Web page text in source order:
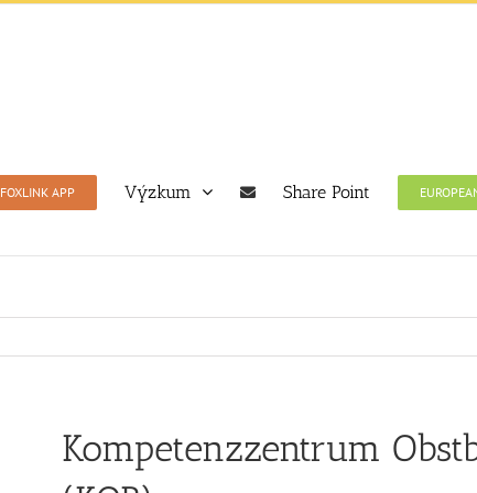
FOXLINK APP Výzkum Share Point
Kompetenzzentrum